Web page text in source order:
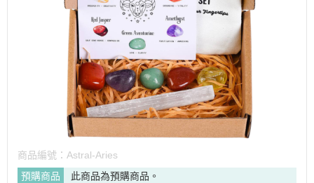
商品編號： Astral-Aries
預購商品
此商品為預購商品。